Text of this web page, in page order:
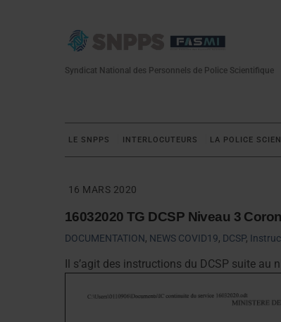
Syndicat National des Personnels de Police Scientifique
LE SNPPS INTERLOCUTEURS LA POLICE
16 MARS 2020
16032020 TG DCSP Niveau 3
DOCUMENTATION, NEWS COVID19, DCSP,
Il s’agit des instructions du DCSP suite